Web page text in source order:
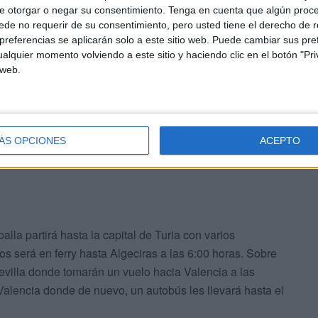
otorgar o negar su consentimiento. Tenga en cuenta que algún
no requerir de su consentimiento, pero usted tiene el derecho de
se aplicarán solo a este sitio web. Puede cambiar sus
momento volviendo a este sitio y haciendo clic en el botón
OPCIONES ACEPTO
la que acompañarán el seleccionador Marco Antonio
del equipo Kautar Mohamed y el fisioterapeuta
las ceutíes a la participación de un nuevo
playa.
partirá hasta la capital de Turia con varios
será en ferry hasta Algeciras a las 6:00 horas. Sobre
donde tomarán un vuelo hacia Valencia a las
donde de nuevo, un autobús les llevará hasta el